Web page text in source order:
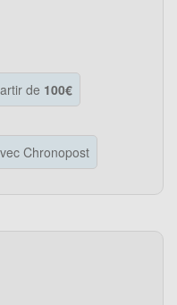
de 100€
Chronopost